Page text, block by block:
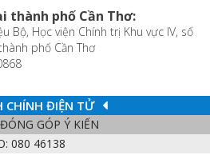
thành phố Cần Thơ:
Bộ, Học viện Chính trị Khu vực IV, số
phố Cần Thơ
CHÍNH ĐIỆN TỬ
GÓP Ý KIẾN
080 46138